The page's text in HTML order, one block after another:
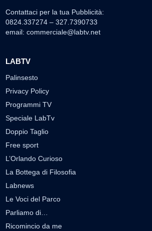
Contattaci per la tua Pubblicità:
0824.337274 – 327.7390733
email: commerciale@labtv.net
LABTV
Palinsesto
Privacy Policy
Programmi TV
Speciale LabTv
Doppio Taglio
Free sport
L’Orlando Curioso
La Bottega di Filosofia
Labnews
Le Voci del Parco
Parliamo di…
Ricomincio da me